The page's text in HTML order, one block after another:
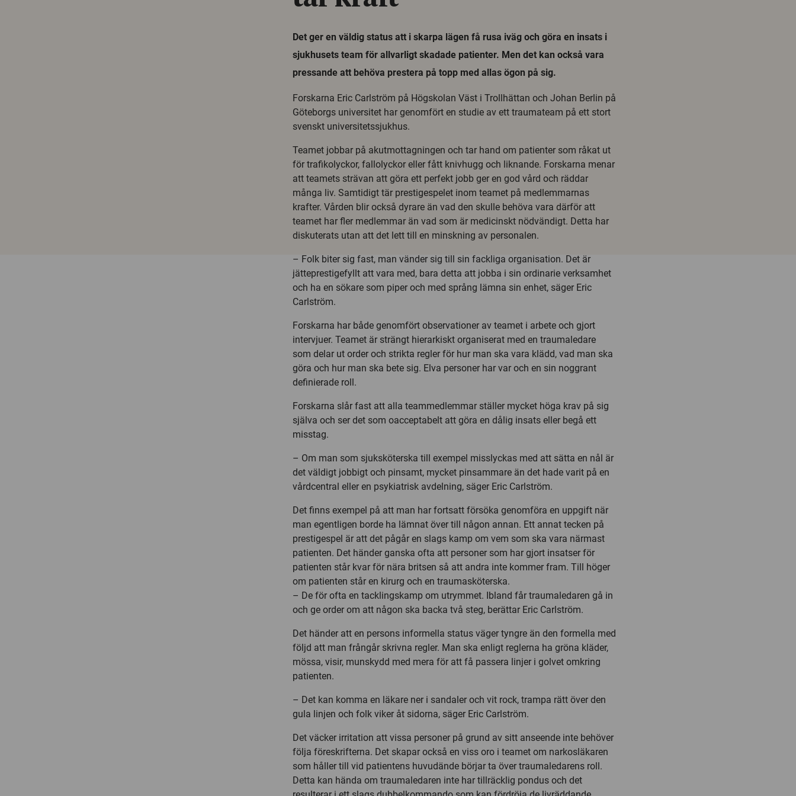
Det ger en väldig status att i skarpa lägen få rusa iväg och göra en insats i
sjukhusets team för allvarligt skadade patienter. Men det kan också vara
pressande att behöva prestera på topp med allas ögon på sig.
Forskarna Eric Carlström på Högskolan Väst i Trollhättan och Johan Berlin på
Göteborgs universitet har genomfört en studie av ett traumateam på ett stort
svenskt universitetssjukhus.
Teamet jobbar på akutmottagningen och tar hand om patienter som råkat ut
för trafikolyckor, fallolyckor eller fått knivhugg och liknande. Forskarna menar
att teamets strävan att göra ett perfekt jobb ger en god vård och räddar
många liv. Samtidigt tär prestigespelet inom teamet på medlemmarnas
krafter. Vården blir också dyrare än vad den skulle behöva vara därför att
teamet har fler medlemmar än vad som är medicinskt nödvändigt. Detta har
diskuterats utan att det lett till en minskning av personalen.
– Folk biter sig fast, man vänder sig till sin fackliga organisation. Det är
jätteprestigefyllt att vara med, bara detta att jobba i sin ordinarie verksamhet
och ha en sökare som piper och med språng lämna sin enhet, säger Eric
Carlström.
Forskarna har både genomfört observationer av teamet i arbete och gjort
intervjuer. Teamet är strängt hierarkiskt organiserat med en traumaledare
som delar ut order och strikta regler för hur man ska vara klädd, vad man ska
göra och hur man ska bete sig. Elva personer har var och en sin noggrant
definierade roll.
Forskarna slår fast att alla teammedlemmar ställer mycket höga krav på sig
själva och ser det som oacceptabelt att göra en dålig insats eller begå ett
misstag.
– Om man som sjuksköterska till exempel misslyckas med att sätta en nål är
det väldigt jobbigt och pinsamt, mycket pinsammare än det hade varit på en
vårdcentral eller en psykiatrisk avdelning, säger Eric Carlström.
Det finns exempel på att man har fortsatt försöka genomföra en uppgift när
man egentligen borde ha lämnat över till någon annan. Ett annat tecken på
prestigespel är att det pågår en slags kamp om vem som ska vara närmast
patienten. Det händer ganska ofta att personer som har gjort insatser för
patienten står kvar för nära britsen så att andra inte kommer fram. Till höger
om patienten står en kirurg och en traumasköterska.
– De för ofta en tacklingskamp om utrymmet. Ibland får traumaledaren gå in
och ge order om att någon ska backa två steg, berättar Eric Carlström.
Det händer att en persons informella status väger tyngre än den formella med
följd att man frångår skrivna regler. Man ska enligt reglerna ha gröna kläder,
mössa, visir, munskydd med mera för att få passera linjer i golvet omkring
patienten.
– Det kan komma en läkare ner i sandaler och vit rock, trampa rätt över den
gula linjen och folk viker åt sidorna, säger Eric Carlström.
Det väcker irritation att vissa personer på grund av sitt anseende inte behöver
följa föreskrifterna. Det skapar också en viss oro i teamet om narkosläkaren
som håller till vid patientens huvudände börjar ta över traumaledarens roll.
Detta kan hända om traumaledaren inte har tillräcklig pondus och det